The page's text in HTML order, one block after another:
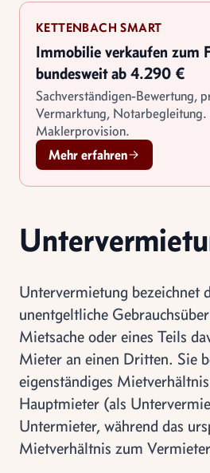
KETTENBACH SMART
Immobilie verkaufen zum
bundesweit ab 4.290 €
Sachverständigen-Bewertung,
Vermarktung, Notarbegleitung.
Maklerprovision.
Mehr erfahren
Untervermietung bezeichnet
unentgeltliche
Mietsache oder eines Teils
Mieter an einen Dritten. Sie
eigenständiges
Hauptmieter (als
Untermieter, während das
Mietverhältnis zum